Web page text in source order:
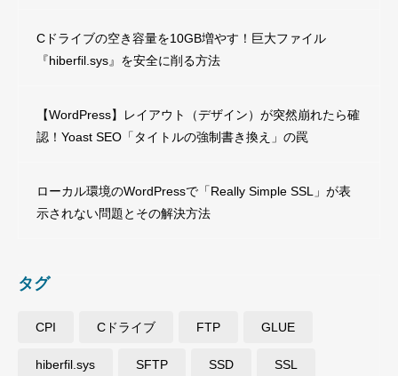
Cドライブの空き容量を10GB増やす！巨大ファイル
『hiberfil.sys』を安全に削る方法
【WordPress】レイアウト（デザイン）が突然崩れたら確
認！Yoast SEO「タイトルの強制書き換え」の罠
ローカル環境のWordPressで「Really Simple SSL」が表
示されない問題とその解決方法
タグ
CPI Cドライブ FTP GLUE
hiberfil.sys SFTP SSD SSL